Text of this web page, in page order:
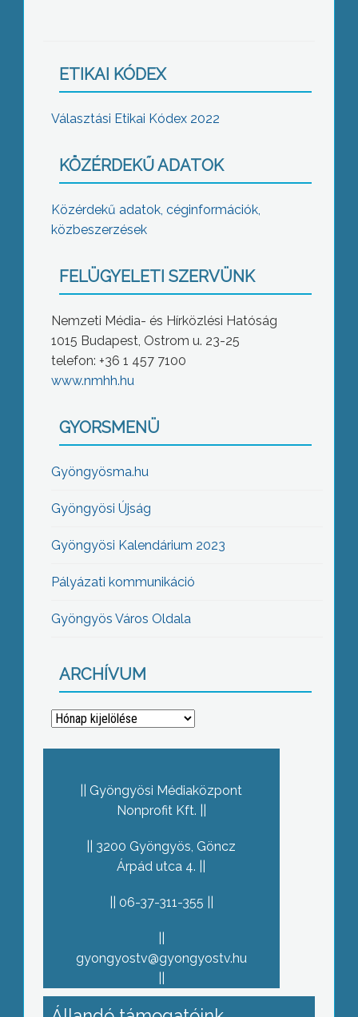
ETIKAI KÓDEX
Választási Etikai Kódex 2022
KÖZÉRDEKŰ ADATOK
Közérdekű adatok, céginformációk,
közbeszerzések
FELÜGYELETI SZERVÜNK
Nemzeti Média- és Hírközlési Hatóság
1015 Budapest, Ostrom u. 23-25
telefon: +36 1 457 7100
www.nmhh.hu
GYORSMENÜ
Gyöngyösma.hu
Gyöngyösi Újság
Gyöngyösi Kalendárium 2023
Pályázati kommunikáció
Gyöngyös Város Oldala
ARCHÍVUM
Archívum
Gyöngyösi Médiaközpont
Nonprofit Kft.
3200 Gyöngyös, Göncz
Árpád utca 4.
06-37-311-355
gyongyostv@gyongyostv.hu